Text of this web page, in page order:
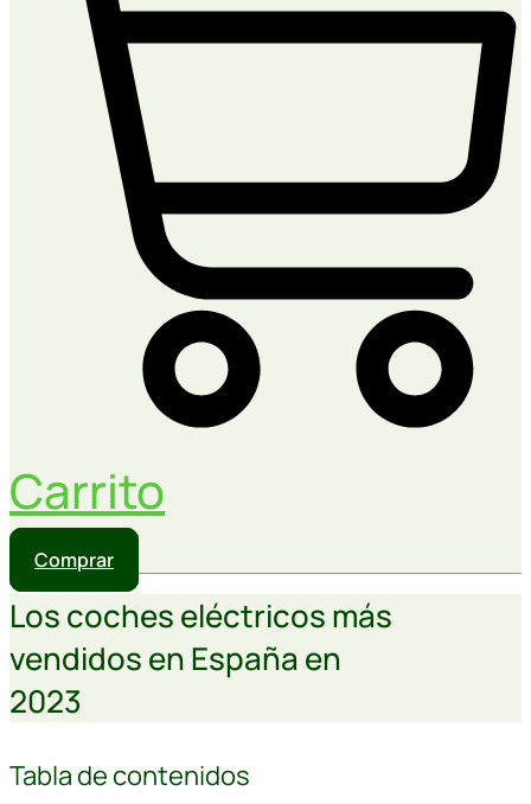
Carrito
Comprar
Los coches eléctricos más
vendidos en España en
2023
Tabla de contenidos